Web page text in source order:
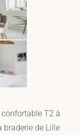
confortable T2 à
braderie de Lille